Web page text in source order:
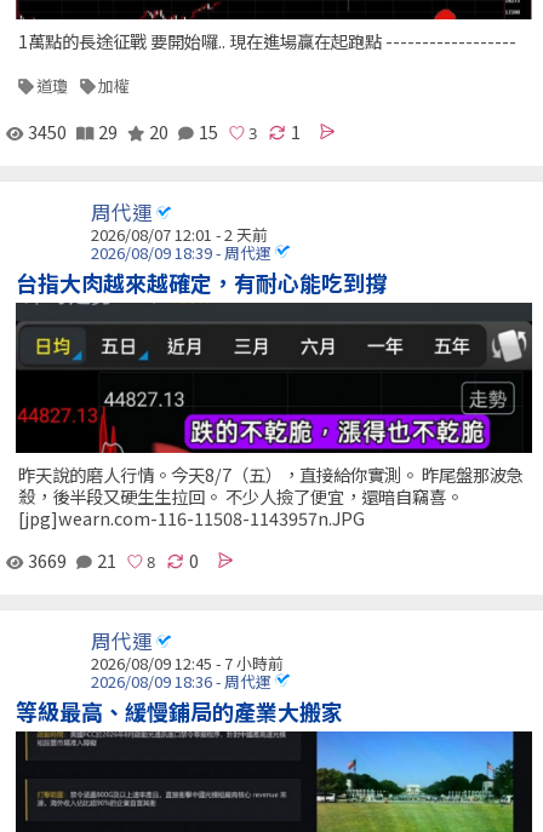
1萬點的長途征戰 要開始囉.. 現在進場贏在起跑點 ------------------
道瓊 加權
3450 29 20 15 1
周代運
2026/08/07 12:01 - 2 天前
2026/08/09 18:39 - 周代運
台指大肉越來越確定，有耐心能吃到撐
昨天說的磨人行情。今天8/7（五），直接給你實測。 昨尾盤那波急
殺，後半段又硬生生拉回。 不少人撿了便宜，還暗自竊喜。
[jpg]wearn.com-116-11508-1143957n.JPG
3669
21 0
周代運
2026/08/09 12:45 - 7 小時前
2026/08/09 18:36 - 周代運
等級最高、緩慢鋪局的產業大搬家